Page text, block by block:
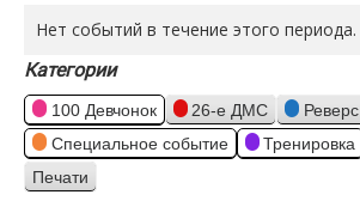
Нет событий в течение этого периода.
Категории
100 Девчонок 26-е ДМС
Реверс
Специальное событие
Тренировка
Просмотр
Печати